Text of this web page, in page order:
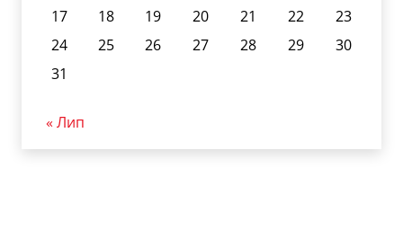
17
18 19 20 21 22
23
24
25 26 27 28 29
30
31
« Лип